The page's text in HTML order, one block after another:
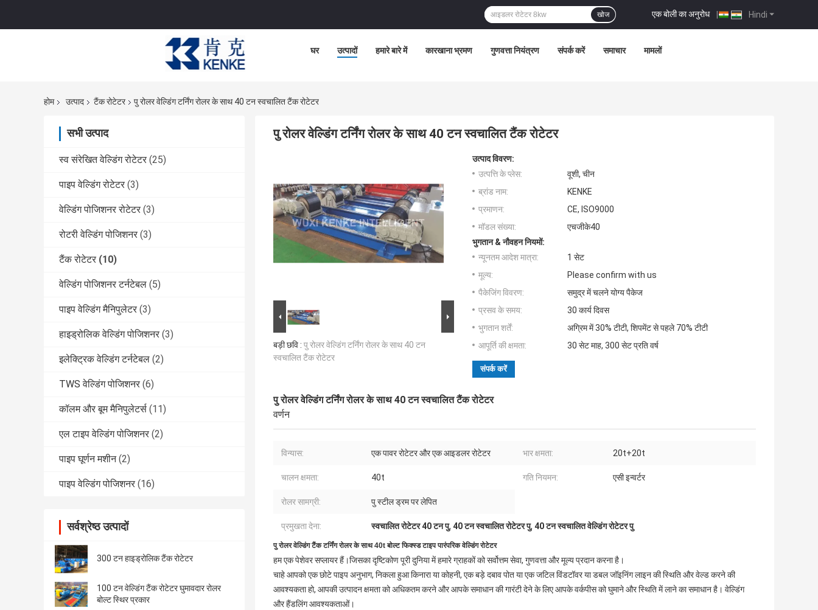
Hindi
एक बोली का अनुरोध |
खोज
घर उत्पादों हमारे बारे में कारखाना भ्रमण गुणवत्ता नियंत्रण संपर्क करें समाचार मामलों
होम उत्पाद टैंक रोटेटर पु रोलर वेल्डिंग टर्निंग रोलर के साथ 40 टन स्वचालित टैंक रोटेटर
सभी उत्पाद
स्व संरेखित वेल्डिंग रोटेटर (25)
पाइप वेल्डिंग रोटेटर (3)
वेल्डिंग पोजिशनर रोटेटर (3)
रोटरी वेल्डिंग पोजिशनर (3)
टैंक रोटेटर (10)
वेल्डिंग पोजिशनर टर्नटेबल (5)
पाइप वेल्डिंग मैनिपुलेटर (3)
हाइड्रोलिक वेल्डिंग पोजिशनर (3)
इलेक्ट्रिक वेल्डिंग टर्नटेबल (2)
TWS वेल्डिंग पोजिशनर (6)
कॉलम और बूम मैनिपुलेटर्स (11)
एल टाइप वेल्डिंग पोजिशनर (2)
पाइप घूर्णन मशीन (2)
पाइप वेल्डिंग पोजिशनर (16)
सर्वश्रेष्ठ उत्पादों
300 टन हाइड्रोलिक टैंक रोटेटर
100 टन वेल्डिंग टैंक रोटेटर घुमावदार रोलर
बोल्ट स्थिर प्रकार
पु रोलर वेल्डिंग टर्निंग रोलर के साथ 40 टन स्वचालित टैंक रोटेटर
बड़ी छवि : पु रोलर वेल्डिंग टर्निंग रोलर के साथ 40 टन
स्वचालित टैंक रोटेटर
उत्पाद विवरण:
उत्पत्ति के प्लेस:
वूशी, चीन
ब्रांड नाम:
KENKE
प्रमाणन:
CE, ISO9000
मॉडल संख्या:
एचजीके40
भुगतान & नौवहन नियमों:
न्यूनतम आदेश मात्रा:
1 सेट
मूल्य:
Please confirm with us
पैकेजिंग विवरण:
समुद्र में चलने योग्य पैकेज
प्रसव के समय:
30 कार्य दिवस
भुगतान शर्तें:
अग्रिम में 30% टीटी, शिपमेंट से पहले 70% टीटी
आपूर्ति की क्षमता:
30 सेट माह, 300 सेट प्रति वर्ष
संपर्क करें
पु रोलर वेल्डिंग टर्निंग रोलर के साथ 40 टन स्वचालित टैंक रोटेटर
वर्णन
विन्यास: एक पावर रोटेटर और एक आइडलर रोटेटर भार क्षमता: 20t+20t
चालन क्षमता: 40t गति नियमन: एसी इन्वर्टर
रोलर सामग्री: पु स्टील ड्रम पर लेपित
प्रमुखता देना: स्वचालित रोटेटर 40 टन पु, 40 टन स्वचालित रोटेटर पु, 40 टन स्वचालित वेल्डिंग रोटेटर पु
पु रोलर वेल्डिंग टैंक टर्निंग रोलर के साथ 40t बोल्ट फिक्स्ड टाइप पारंपरिक वेल्डिंग रोटेटर
हम एक पेशेवर सप्लायर हैं।जिसका दृष्टिकोण पूरी दुनिया में हमारे ग्राहकों को सर्वोत्तम सेवा, गुणवत्ता और मूल्य प्रदान करना है।
चाहे आपको एक छोटे पाइप अनुभाग, निकला हुआ किनारा या कोहनी, एक बड़े दबाव पोत या एक जटिल विंडटॉवर या डबल जॉइनिंग लाइन की स्थिति और वेल्ड करने की
आवश्यकता हो, आपकी उत्पादन क्षमता को अधिकतम करने और आपके समाधान की गारंटी देने के लिए आपके वर्कपीस को घुमाने और स्थिति में लाने का समाधान है। वेल्डिंग
और हैंडलिंग आवश्यकताओं।